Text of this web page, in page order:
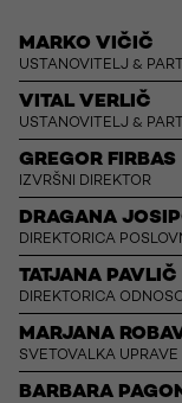
MARKO VIČIČ
USTANOVITELJ &
VITAL VERLIČ
USTANOVITELJ &
GREGOR FIRBAS
IZVRŠNI DIREKTOR
DRAGANA
DIREKTORICA
TATJANA
DIREKTORICA
MARJANA
SVETOVALKA UPRAVE
BARBARA